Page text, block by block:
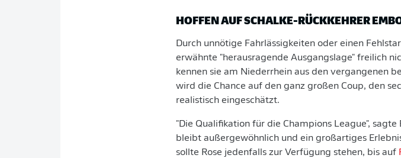
HOFFEN AUF SCHALKE-RÜCKKEHRER
Durch unnötige Fahrlässigkeiten oder einen
erwähnte "herausragende Ausgangslage" freilich
kennen sie am Niederrhein aus den vergangenen
wird die Chance auf den ganz großen Coup, den
realistisch eingeschätzt.
"Die Qualifikation für die Champions League",
bleibt außergewöhnlich und ein großartiges
sollte Rose jedenfalls zur Verfügung stehen, bis auf